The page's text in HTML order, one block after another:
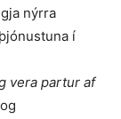
nýrra
í
vera partur af